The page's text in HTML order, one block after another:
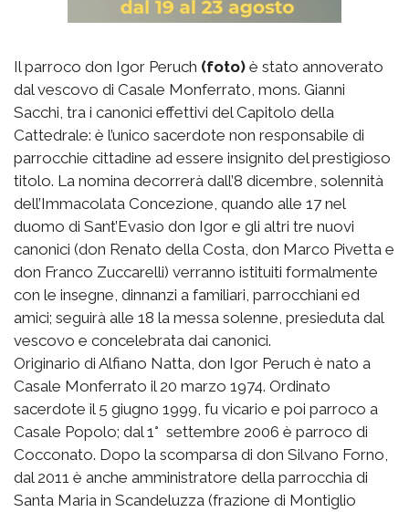
Il parroco don Igor Peruch (foto) è stato annoverato
dal vescovo di Casale Monferrato, mons. Gianni
Sacchi, tra i canonici effettivi del Capitolo della
Cattedrale: è l’unico sacerdote non responsabile di
parrocchie cittadine ad essere insignito del prestigioso
titolo. La nomina decorrerà dall’8 dicembre, solennità
dell’Immacolata Concezione, quando alle 17 nel
duomo di Sant’Evasio don Igor e gli altri tre nuovi
canonici (don Renato della Costa, don Marco Pivetta e
don Franco Zuccarelli) verranno istituiti formalmente
con le insegne, dinnanzi a familiari, parrocchiani ed
amici; seguirà alle 18 la messa solenne, presieduta dal
vescovo e concelebrata dai canonici.
Originario di Alfiano Natta, don Igor Peruch è nato a
Casale Monferrato il 20 marzo 1974. Ordinato
sacerdote il 5 giugno 1999, fu vicario e poi parroco a
Casale Popolo; dal 1° settembre 2006 è parroco di
Cocconato. Dopo la scomparsa di don Silvano Forno,
dal 2011 è anche amministratore della parrocchia di
Santa Maria in Scandeluzza (frazione di Montiglio